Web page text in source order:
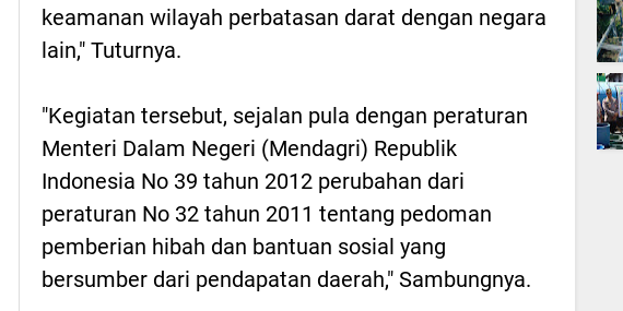
keamanan wilayah perbatasan darat dengan negara
lain," Tuturnya.
"Kegiatan tersebut, sejalan pula dengan peraturan
Menteri Dalam Negeri (Mendagri) Republik
Indonesia No 39 tahun 2012 perubahan dari
peraturan No 32 tahun 2011 tentang pedoman
pemberian hibah dan bantuan sosial yang
bersumber dari pendapatan daerah," Sambungnya.